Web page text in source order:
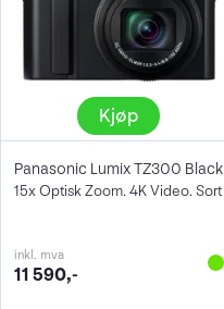
Kjøp
Panasonic Lumix TZ300 Black
15x Optisk Zoom. 4K Video. Sort
inkl. mva
11 590,-